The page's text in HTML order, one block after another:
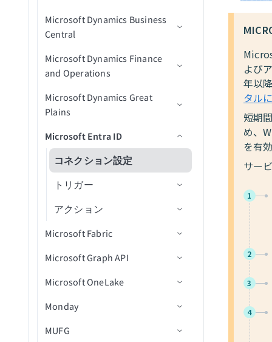
ファイルメタデータを更新
ァイルをアップロード
ファイル内容を使用してフ
ァイルをアップロード
集約ユーザーデータを検索
通話スコアカードを検索
通話文字起こしを検索
ユーザーを検索
を選択し、テーブルに挿入
（バッチ）
BigQueryでカスタムSQLを
実行
ジョブIDで行のバッチを取
得（batch）
（batch）
終日イベントを作成
カレンダーを作成
カレンダーを一覧表示
タスクを作成
オブジェクトを一覧表示
バケットを更新
オブジェクトメタデータを
更新
オブジェクトをアップロー
ド
ファイルをダウンロード
ファイル権限を取得
ファイル権限を一覧表示
ファイル権限を削除
ファイル/フォルダの名前変
更または移動
ファイルまたはフォルダを
更新済み行
My Drive内のシートの新規/
更新済み行（リアルタイ
ム）
Team Drive内のシートの新
Team Drive内のシートの新
規/更新済み行
行を検索
行を一括更新
画像からテキストを読み取
り
トリガー
イベント
新規アプリケーションアク
ティビティイベント
レコードの追加
レコードの削除
レコードを取得
モバイルデバイス
レコードを検索
データを転送
レコードの更新
コネクション設定
新規ウェビナーセッション
アクション
ウェビナー詳細を取得
セッションから参加者を取
Greenhouse
トリガー
新規オブジェクト
新規オブジェクト（v3）
新規/更新済みオブジェクト
（v3）
New event（リアルタイム）
アクション
オブジェクトの作成
オブジェクトを作成（v3）
添付ファイルを作成（v3）
オブジェクトの更新
オブジェクトを更新（v3）
オブジェクトの検索
オブジェクトを検索（v3）
IDでオブジェクトを取得
申請を進める
候補者を採用済みにする
オブジェクトタイプ
Greenhouseコネクションをv3
に移行
Greenhouse v3オブジェクト対
コネクション設定
トリガー
新規/更新済みレコード
アクション
レコードの更新
レコードの作成
IDによるレコード詳細の取
得
アクションテンプレートを
レコードの削除
HubSpot
コネクション設定
Custom OAuth profiles
スコープ
トリガー
新規レコード
新規レコード（バッチ）
新規/更新済みレコード
新規/更新済みレコード（バ
ッチ）
リスト内の新規連絡先
新規フォーム送信
アクション
レコードを取得
レコードを検索（バッチ）
レコードの作成
レコードを作成（バッチ）
レコードの更新
レコードを更新（バッチ）
関連付けを取得（batch）
IBM Db2
コネクション設定
アクション
行を挿入
行をアップサート
行を選択
カスタムSQLを使用した行
の選択
行を削除
カスタムSQLを実行
クエリ結果をエクスポート
IDP by Workato
信頼度スコア
アクション
ドキュメントを処理
ドキュメントを分類
Insightly
コネクション設定
トリガー
新規連絡先
新規組織
連絡先が更新済み
組織が更新済み
更新された商談
アクション
連絡先を作成
組織を作成
商談を作成
イベントを作成
連絡先を更新
Intercom
コネクション設定
トリガー
新規会社
新規連絡先
新規会話
新規ユーザー
連絡先が更新済み
アクション
会話メモを追加
ユーザーをアーカイブ
ユーザーを作成/更新
IDで会話を取得
Iterable
コネクション設定
トリガー
アクション
JavaScript
入力フィールドの定義
出力フィールドの定義
Javascript FAQ
JDBC
コネクション設定
トリガー
新規行
スケジュール済みクエリ
アクション
アクションを選択
Jira
コネクション設定
トリガー
削除済みオブジェクト
アクション
Jira Service Desk
コネクション設定
アクション
JMSツール by Workato
前提条件
JSON Transformations by
タスクを一覧表示
チケットフォームフィール
ドを一覧表示
チケットを一覧表示
チケットを移動
エージェントを検索
リクエスト元を検索
従業員のアクセスを取り消
レコードの検索
レコードの更新
ド
レコードの更新
レコード詳細を取得
レコードの検索
レコードの更新
レコードの作成
レコードの削除
レコードの削除
ド
一意キーでレコード詳細を
取得
レコードの更新
添付ファイルをアップロー
ド
データセットレコードをバ
括でUpsert
IDでレコード詳細を取得する
レコード検索アクション
レコード更新アクション
トリガー
チャネルを作成
レコードを一覧表示
レコードの検索
チャンネルにメッセージを
送信
ユーザーにメッセージを送
コネクション設定
新規レコード
新規/更新済みレコード
アクション
レコードの作成
レコードを取得
レコードの検索
レコードの更新
前提条件
アクション
加盟店を登録または登録解
加盟店登録のステータスを
取得
Microsoft Dynamics Business
Central
コネクション設定
トリガー
新規/更新済みレコード
新規/更新済みレコード（バ
ッチ）
アクション
レコードの作成
IDによるレコード詳細の取
得
Microsoft Dynamics Finance
and Operations
前提条件
アクション
レコードの作成
レコードの更新
Microsoft Dynamics Great
Plains
前提条件
コネクション設定
アクション
ドキュメントを請求書に適
得
クエリを使用してレコード
Microsoft Entra ID
コネクション設定
トリガー
新規削除済みユーザー
新規グループ
新規/更新済みグループ
新規/更新済みメンバー
新規ユーザー
新規/更新済みユーザー
アクション
ユーザーライセンスを追加
Microsoft Fabric
前提条件
コネクション設定
アクション
項目ジョブインスタンスを
Microsoft Graph API
コネクション設定
トリガー
新しいメール
アクション
Microsoft OneLake
前提条件
コネクション設定
Monday
前提条件
MUFG
よび
年以
タル
短期
め、
を有
サー
1
2
3
4